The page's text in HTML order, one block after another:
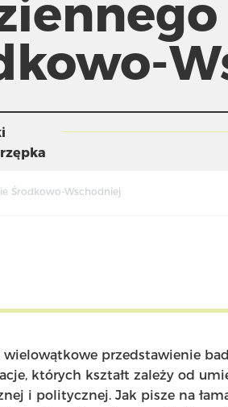
Środkowo-Wschodniej
przedstawienie
których kształt zależy od
i politycznej. Jak pisze na